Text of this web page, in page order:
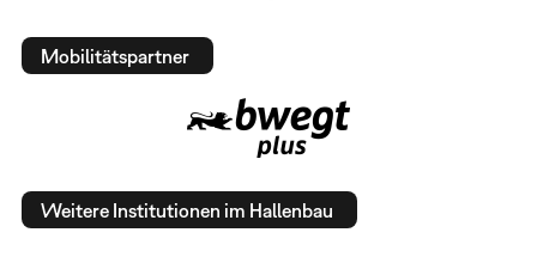
Mobilitätspartner
Weitere Institutionen im Hallenbau